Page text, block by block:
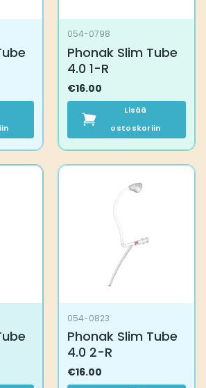
054-0798
Phonak Slim Tube
4.0 1-R
€16.00
Lisää
ostoskoriin
054-0823
Phonak Slim Tube
4.0 2-R
€16.00